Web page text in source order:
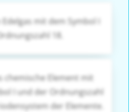
mit dem Symbol I
18.
chemische Element mit
I und der Ordnungszahl
der Elemente.